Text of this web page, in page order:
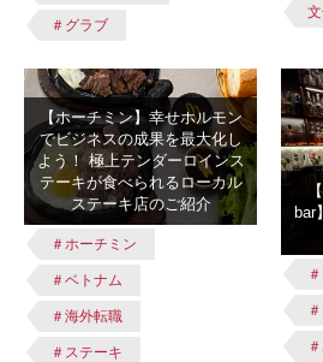
＃グラブ
【ホーチミン】幸せホルモン
でビジネスの成果を最大化し
よう！ 極上テンダーロインス
テーキが食べられるローカル
ステーキ店のご紹介
＃ホーチミン
＃ベトナム
＃海外転職
＃ステーキ
bar